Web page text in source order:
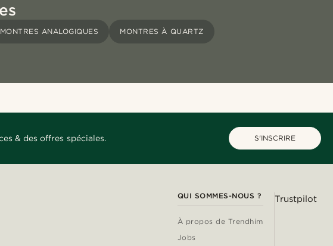
MONTRES ANALOGIQUES MONTRES À QUARTZ
& des offres spéciales. S'INSCRIRE
QUI SOMMES-NOUS ?
À propos de Trendhim
Jobs
Trustpilot